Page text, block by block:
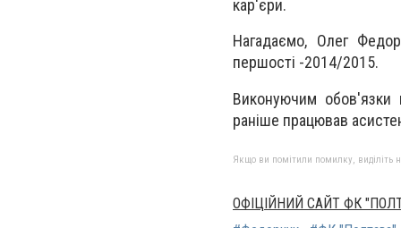
кар'єри.
Нагадаємо, Олег
першості -2014/2015.
Виконуючим обов'язки
раніше працював
Якщо ви помітили помилку, виділіть
ОФІЦІЙНИЙ САЙТ ФК